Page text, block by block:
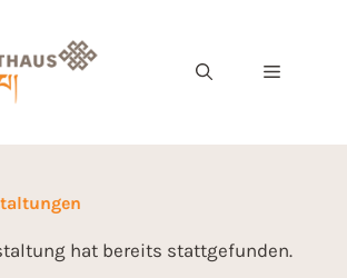
hat bereits stattgefunden.